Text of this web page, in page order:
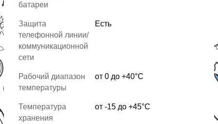
батареи
Защита
телефонной линии/
коммуникационной
сети
Есть
Рабочий диапазон
температуры
от 0 до +40°С
Температура
хранения
от -15 до +45°C